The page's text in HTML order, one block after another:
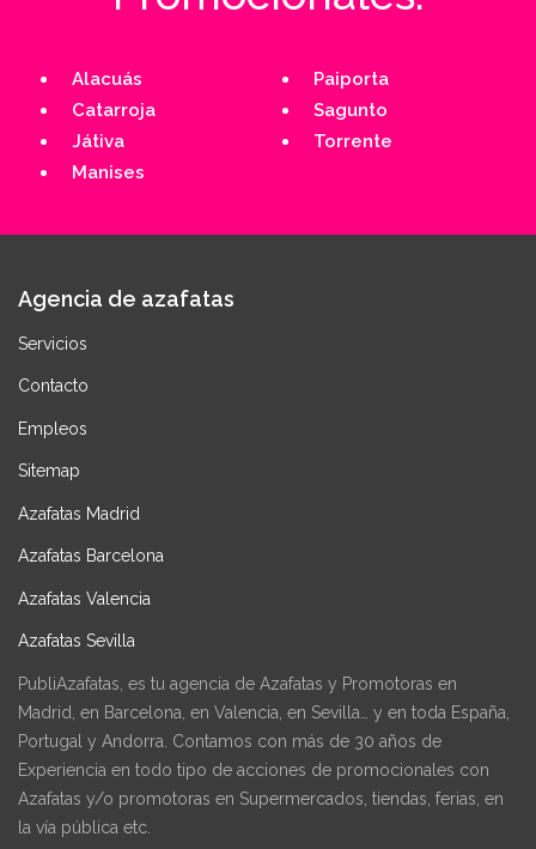
Alacuás
Catarroja
Játiva
Manises
Paiporta
Sagunto
Torrente
Agencia de azafatas
Servicios
Contacto
Empleos
Sitemap
Azafatas Madrid
Azafatas Barcelona
Azafatas Valencia
Azafatas Sevilla
PubliAzafatas, es tu agencia de Azafatas y Promotoras en
Madrid, en Barcelona, en Valencia, en Sevilla… y en toda España,
Portugal y Andorra. Contamos con más de 30 años de
Experiencia en todo tipo de acciones de promocionales con
Azafatas y/o promotoras en Supermercados, tiendas, ferias, en
la vía pública etc.